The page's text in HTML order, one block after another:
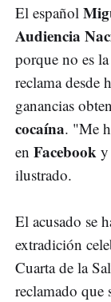
El español
Audiencia
porque no es
reclama desde
ganancias
cocaína. "Me
en Facebook
ilustrado.
El acusado se
extradición
Cuarta de la
reclamado que